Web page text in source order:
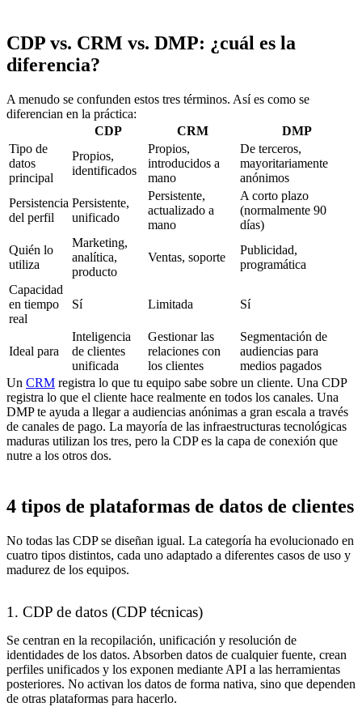
CDP vs. CRM vs. DMP: ¿cuál es la
diferencia?
A menudo se confunden estos tres términos. Así es como se
diferencian en la práctica:
CDP
CRM
DMP
Tipo de
datos
principal
Propios,
identificados
Propios,
introducidos a
mano
De terceros,
mayoritariamente
anónimos
Persistencia
del perfil
Persistente,
unificado
Persistente,
actualizado a
mano
A corto plazo
(normalmente 90
días)
Quién lo
utiliza
Marketing,
analítica,
producto
Ventas, soporte
Publicidad,
programática
Capacidad
en tiempo
real
Sí Limitada Sí
Ideal para
Inteligencia
de clientes
unificada
Gestionar las
relaciones con
los clientes
Segmentación de
audiencias para
medios pagados
Un CRM registra lo que tu equipo sabe sobre un cliente. Una CDP
registra lo que el cliente hace realmente en todos los canales. Una
DMP te ayuda a llegar a audiencias anónimas a gran escala a través
de canales de pago. La mayoría de las infraestructuras tecnológicas
maduras utilizan los tres, pero la CDP es la capa de conexión que
nutre a los otros dos.
4 tipos de plataformas de datos de clientes
No todas las CDP se diseñan igual. La categoría ha evolucionado en
cuatro tipos distintos, cada uno adaptado a diferentes casos de uso y
madurez de los equipos.
1. CDP de datos (CDP técnicas)
Se centran en la recopilación, unificación y resolución de
identidades de los datos. Absorben datos de cualquier fuente, crean
perfiles unificados y los exponen mediante API a las herramientas
posteriores. No activan los datos de forma nativa, sino que dependen
de otras plataformas para hacerlo.